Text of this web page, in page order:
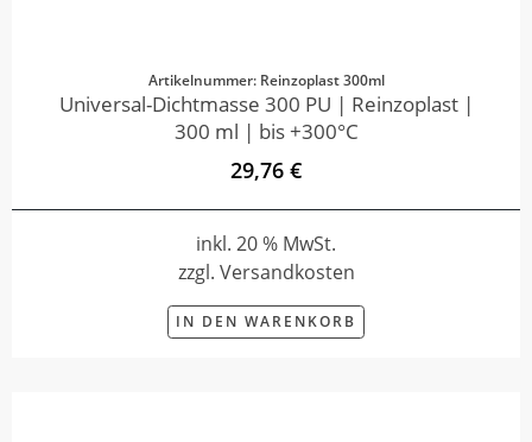
Artikelnummer: Reinzoplast 300ml
Universal-Dichtmasse 300 PU | Reinzoplast |
300 ml | bis +300°C
29,76 €
inkl. 20 % MwSt.
zzgl. Versandkosten
IN DEN WARENKORB